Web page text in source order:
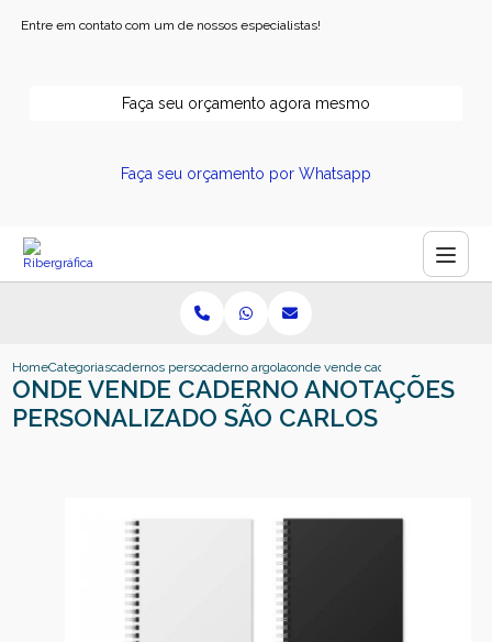
Entre em contato com um de nossos especialistas!
Faça seu orçamento agora mesmo
Faça seu orçamento por Whatsapp
HomeCategoriascadernos personalizadoscaderno argolado personalizadoonde vende caderno anotacoes
ONDE VENDE CADERNO ANOTAÇÕES
PERSONALIZADO SÃO CARLOS